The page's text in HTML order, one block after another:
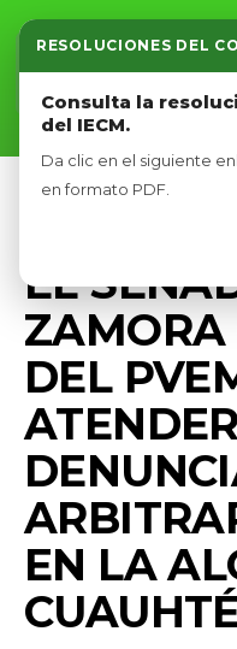
RESOLUCIONES DEL
Consulta la
del IECM.
Da clic en el siguiente
en formato PDF.
Inicio
Nosotros
Afíliate
EL
ZAMORA
DEL
EN LA